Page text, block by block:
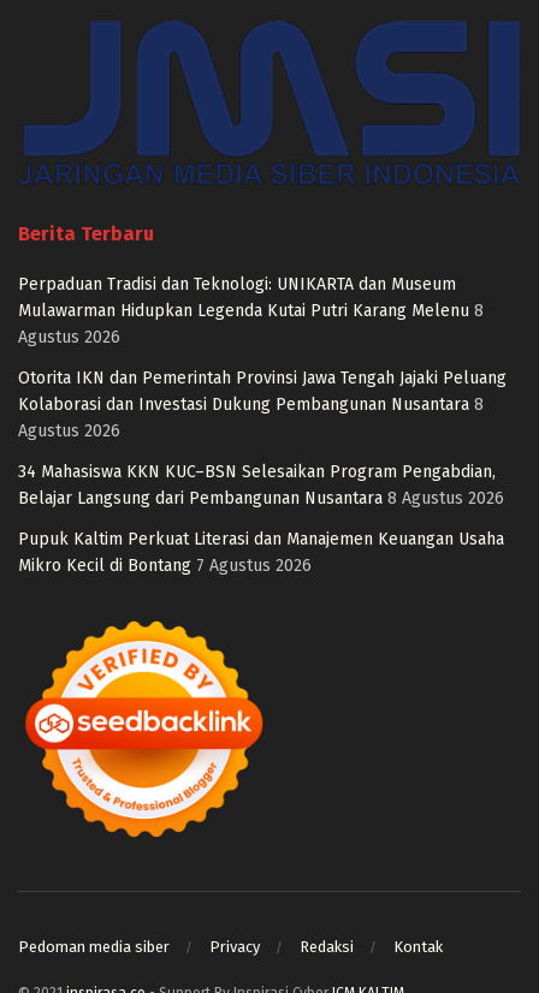
Berita Terbaru
Perpaduan Tradisi dan Teknologi: UNIKARTA dan Museum
Mulawarman Hidupkan Legenda Kutai Putri Karang Melenu 8
Agustus 2026
Otorita IKN dan Pemerintah Provinsi Jawa Tengah Jajaki Peluang
Kolaborasi dan Investasi Dukung Pembangunan Nusantara 8
Agustus 2026
34 Mahasiswa KKN KUC–BSN Selesaikan Program Pengabdian,
Belajar Langsung dari Pembangunan Nusantara 8 Agustus 2026
Pupuk Kaltim Perkuat Literasi dan Manajemen Keuangan Usaha
Mikro Kecil di Bontang 7 Agustus 2026
Pedoman media siber Privacy Redaksi Kontak